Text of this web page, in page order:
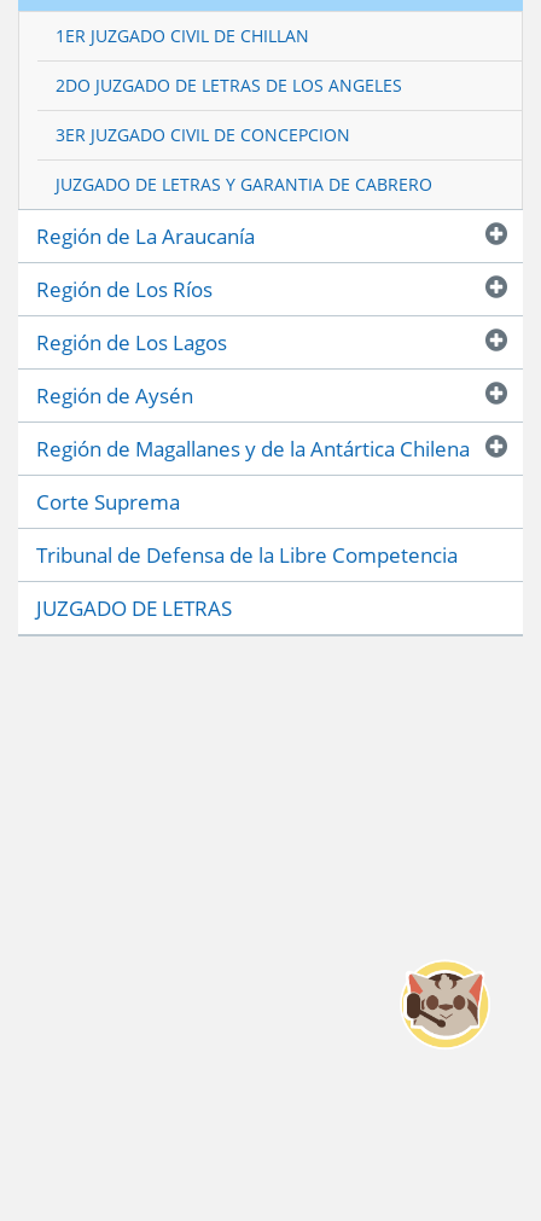
1ER JUZGADO CIVIL DE CHILLAN
2DO JUZGADO DE LETRAS DE LOS ANGELES
3ER JUZGADO CIVIL DE CONCEPCION
JUZGADO DE LETRAS Y GARANTIA DE CABRERO
Región de La Araucanía
Región de Los Ríos
Región de Los Lagos
Región de Aysén
Región de Magallanes y de la Antártica Chilena
Corte Suprema
Tribunal de Defensa de la Libre Competencia
JUZGADO DE LETRAS